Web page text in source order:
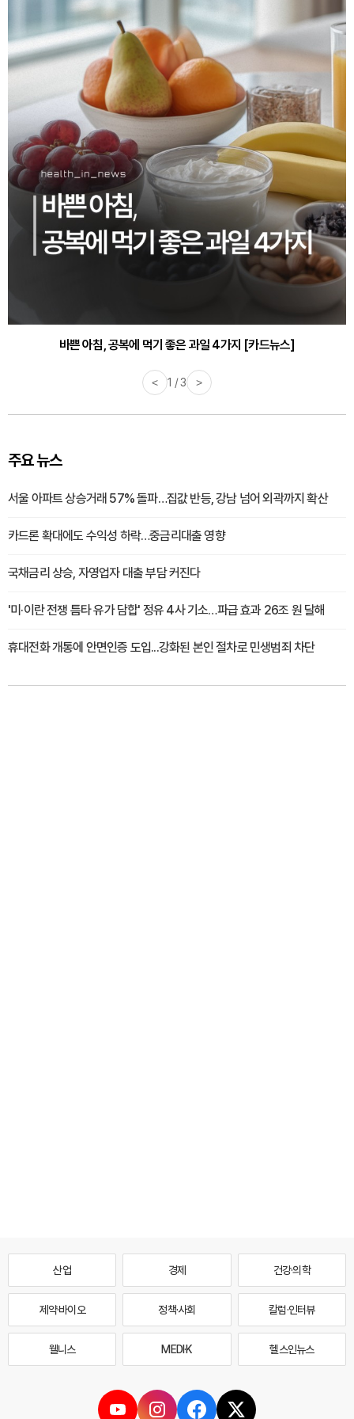
바쁜 아침, 공복에 먹기 좋은 과일 4가지 [카드뉴스]
< 1 / 3 >
주요 뉴스
서울 아파트 상승거래 57% 돌파…집값 반등, 강남 넘어 외곽까지 확산
카드론 확대에도 수익성 하락…중금리대출 영향
국채금리 상승, 자영업자 대출 부담 커진다
'미·이란 전쟁 틈타 유가 담합' 정유 4사 기소…파급 효과 26조 원 달해
휴대전화 개통에 안면인증 도입...강화된 본인 절차로 민생범죄 차단
산업 경제 건강·의학
제약·바이오 정책·사회 칼럼·인터뷰
웰니스 MEDI·K 헬스인뉴스